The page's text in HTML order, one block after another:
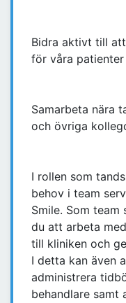
Bidra aktivt till
för våra patienter
Samarbeta nära
och övriga
I rollen som
behov i team
Smile. Som
du att arbeta
till kliniken och
I detta kan även
administrera
behandlare samt